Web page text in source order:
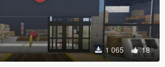
1 065 18